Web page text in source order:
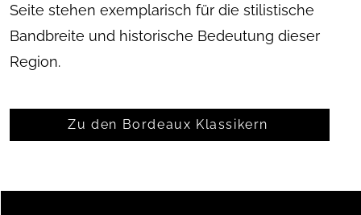
Seite stehen exemplarisch für die stilistische
Bandbreite und historische Bedeutung dieser
Region.
Zu den Bordeaux Klassikern